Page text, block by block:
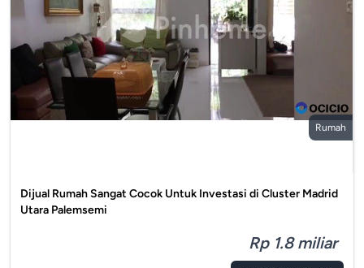
Rumah
Dijual Rumah Sangat Cocok Untuk Investasi di Cluster Madrid
Utara Palemsemi
Rp 1.8 miliar